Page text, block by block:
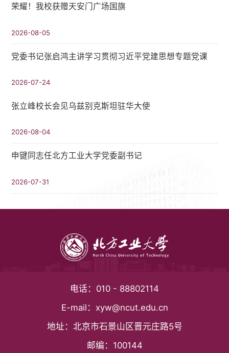
荣耀！我校获赠天安门广场国旗
2026-08-05
党委书记张启鸿主讲学习贯彻习近平党建思想专题党课
2026-07-24
张立峰校长会见乌兹别克斯坦驻华大使
2026-08-04
申键同志任北方工业大学党委副书记
2026-07-31
电话： 010 - 88802114
E-mail： xyw@ncut.edu.cn
地址： 北京市石景山区晋元庄路5号
邮编： 100144